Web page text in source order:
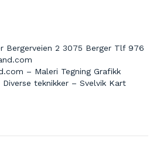
Bergerveien 2 3075 Berger Tlf 976
– Maleri Tegning Grafikk
teknikker – Svelvik Kart